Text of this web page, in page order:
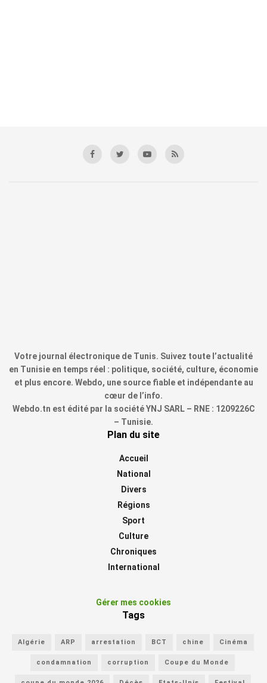
Votre journal électronique de Tunis. Suivez toute l’actualité
en Tunisie en temps réel : politique, société, culture, économie
et plus encore. Webdo, une source fiable et indépendante au
cœur de l’info.
Webdo.tn est édité par la société YNJ SARL – RNE : 1209226C
– Tunisie.
Plan du site
Accueil
National
Divers
Régions
Sport
Culture
Chroniques
International
Gérer mes cookies
Tags
Algérie ARP arrestation BCT chine Cinéma
condamnation corruption Coupe du Monde